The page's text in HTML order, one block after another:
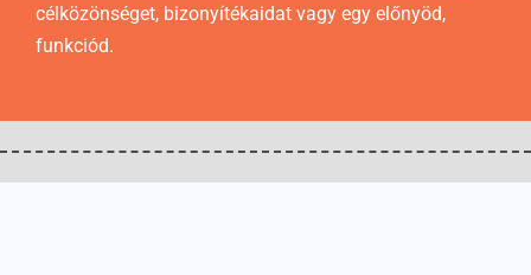
célközönséget, bizonyítékaidat vagy egy előnyöd,
funkciód.